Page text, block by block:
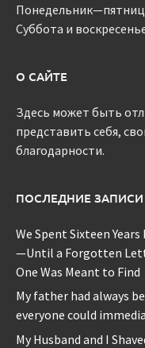
Суббота и
О САЙТЕ
Здесь может быть
представить себя,
благодарности.
ПОСЛЕДНИЕ ЗАПИСИ
We Spent Sixteen
—Until a Forgotten
One Was Meant to Find
My father had always
everyone could
My Husband and I